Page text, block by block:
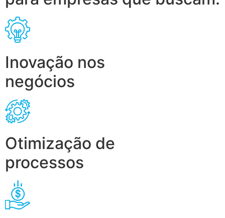
Inovação nos
negócios
Otimização de
processos